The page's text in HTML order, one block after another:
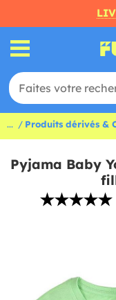
... Produits dérivés &
Pyjama Baby